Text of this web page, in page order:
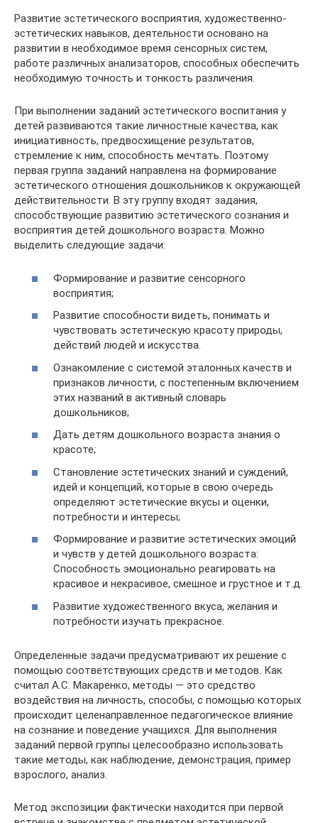
Развитие эстетического восприятия, художественно-
эстетических навыков, деятельности основано на
развитии в необходимое время сенсорных систем,
работе различных анализаторов, способных обеспечить
необходимую точность и тонкость различения.
При выполнении заданий эстетического воспитания у
детей развиваются такие личностные качества, как
инициативность, предвосхищение результатов,
стремление к ним, способность мечтать. Поэтому
первая группа заданий направлена на формирование
эстетического отношения дошкольников к окружающей
действительности. В эту группу входят задания,
способствующие развитию эстетического сознания и
восприятия детей дошкольного возраста. Можно
выделить следующие задачи:
Формирование и развитие сенсорного
восприятия;
Развитие способности видеть, понимать и
чувствовать эстетическую красоту природы,
действий людей и искусства.
Ознакомление с системой эталонных качеств и
признаков личности, с постепенным включением
этих названий в активный словарь
дошкольников;
Дать детям дошкольного возраста знания о
красоте;
Становление эстетических знаний и суждений,
идей и концепций, которые в свою очередь
определяют эстетические вкусы и оценки,
потребности и интересы;
Формирование и развитие эстетических эмоций
и чувств у детей дошкольного возраста:
Способность эмоционально реагировать на
красивое и некрасивое, смешное и грустное и т.д.
Развитие художественного вкуса, желания и
потребности изучать прекрасное.
Определенные задачи предусматривают их решение с
помощью соответствующих средств и методов. Как
считал А.С. Макаренко, методы — это средство
воздействия на личность, способы, с помощью которых
происходит целенаправленное педагогическое влияние
на сознание и поведение учащихся. Для выполнения
заданий первой группы целесообразно использовать
такие методы, как наблюдение, демонстрация, пример
взрослого, анализ.
Метод экспозиции фактически находится при первой